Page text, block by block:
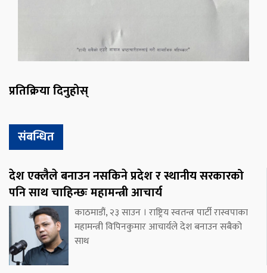
प्रतिक्रिया दिनुहोस्
संबन्धित
देश एक्लैले बनाउन नसकिने प्रदेश र स्थानीय सरकारको
पनि साथ चाहिन्छः महामन्त्री आचार्य
काठमाडौं, २३ साउन । राष्ट्रिय स्वतन्त्र पार्टी रास्वपाका
महामन्त्री विपिनकुमार आचार्यले देश बनाउन सबैको
साथ